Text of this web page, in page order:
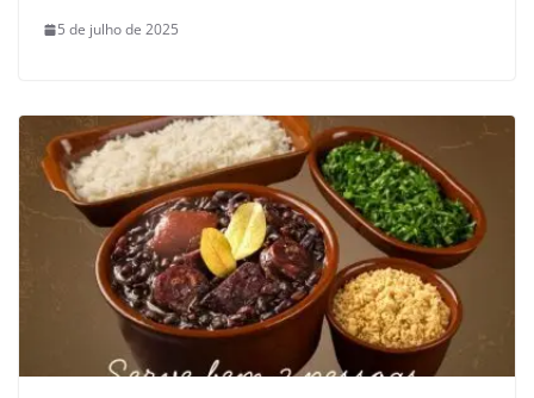
5 de julho de 2025